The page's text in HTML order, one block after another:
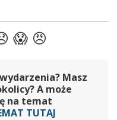
Masz
A może
na temat
TUTAJ